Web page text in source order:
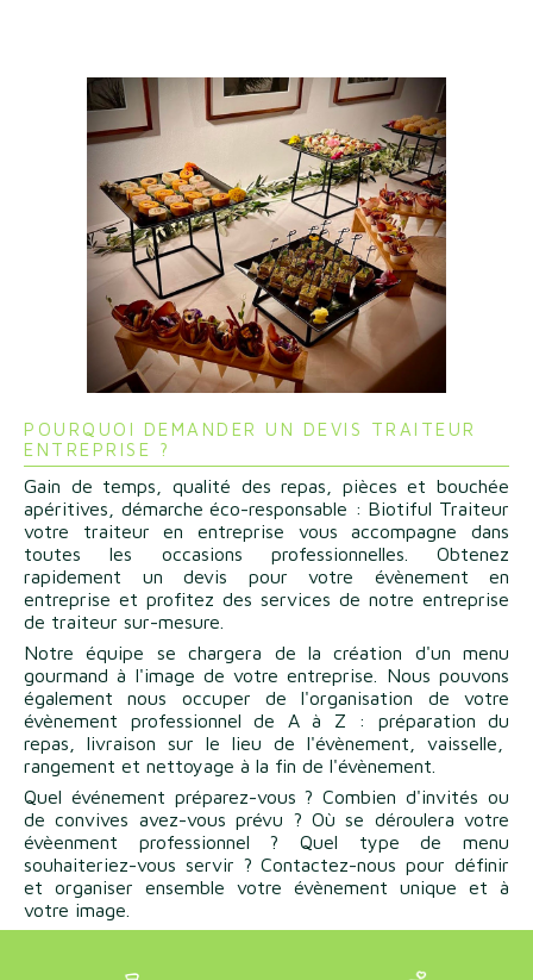
POURQUOI DEMANDER UN DEVIS TRAITEUR
ENTREPRISE ?
Gain de temps, qualité des repas, pièces et bouchée
apéritives, démarche éco-responsable : Biotiful Traiteur
votre traiteur en entreprise vous accompagne dans
toutes les occasions professionnelles. Obtenez
rapidement un devis pour votre évènement en
entreprise et profitez des services de notre entreprise
de traiteur sur-mesure.
Notre équipe se chargera de la création d'un menu
gourmand à l'image de votre entreprise. Nous pouvons
également nous occuper de l'organisation de votre
évènement professionnel de A à Z : préparation du
repas, livraison sur le lieu de l'évènement, vaisselle,
rangement et nettoyage à la fin de l'évènement.
Quel événement préparez-vous ? Combien d'invités ou
de convives avez-vous prévu ? Où se déroulera votre
évèenment professionnel ? Quel type de menu
souhaiteriez-vous servir ? Contactez-nous pour définir
et organiser ensemble votre évènement unique et à
votre image.